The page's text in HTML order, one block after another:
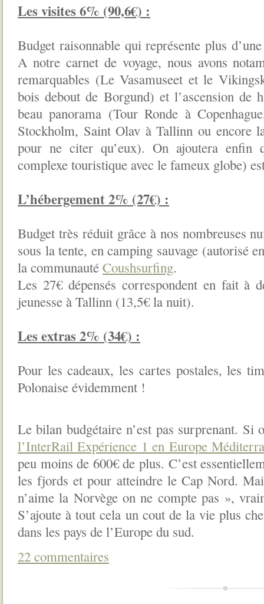
Les visites 6% (90,6€) :
Budget raisonnable qui représente plus
A notre carnet de voyage, nous avons
remarquables (Le Vasamuseet et le
bois debout de Borgund) et l’ascension de
beau panorama (Tour Ronde à
Stockholm, Saint Olav à Tallinn ou encore
pour ne citer qu’eux). On ajoutera enfin
complexe touristique avec le fameux globe)
L’hébergement 2% (27€) :
Budget très réduit grâce à nos nombreuses
sous la tente, en camping sauvage (autorisé
la communauté Coushsurfing.
Les 27€ dépensés correspondent en fait à
jeunesse à Tallinn (13,5€ la nuit).
Les extras 2% (34€) :
Pour les cadeaux, les cartes postales, les
Polonaise évidemment !
Le bilan budgétaire n’est pas surprenant. Si
l’InterRail Expérience 1 en Europe
peu moins de 600€ de plus. C’est
les fjords et pour atteindre le Cap Nord.
n’aime la Norvège on ne compte pas »,
S’ajoute à tout cela un cout de la vie plus
dans les pays de l’Europe du sud.
22 commentaires